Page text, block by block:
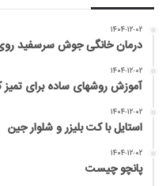
۱۴۰۴-۱۲-۰۲
درمان خانگی جوش سرسفید
۱۴۰۴-۱۲-۰۲
آموزش روشهای ساده برای
۱۴۰۴-۱۲-۰۲
استایل با کت بلیزر و شلوار جین
۱۴۰۴-۱۲-۰۲
پانچو چیست